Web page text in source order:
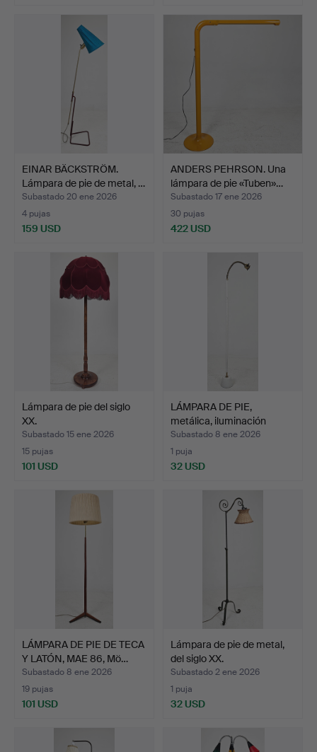
EINAR BÄCKSTRÖM.
Lámpara de pie de metal, …
Subastado 20 ene 2026
4 pujas
159 USD
ANDERS PEHRSON. Una
lámpara de pie «Tuben»…
Subastado 17 ene 2026
30 pujas
422 USD
Lámpara de pie del siglo
XX.
Subastado 15 ene 2026
15 pujas
101 USD
LÁMPARA DE PIE,
metálica, iluminación
ASEA.
Subastado 8 ene 2026
1 puja
32 USD
LÁMPARA DE PIE DE TECA
Y LATÓN, MAE 86, Mö…
Subastado 8 ene 2026
19 pujas
101 USD
Lámpara de pie de metal,
del siglo XX.
Subastado 2 ene 2026
1 puja
32 USD